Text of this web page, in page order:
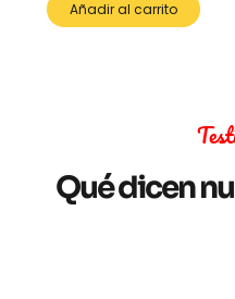
Añadir al carrito
Qué dicen